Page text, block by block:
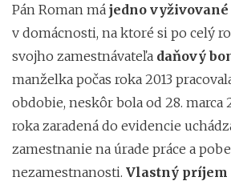
Pán Roman má jedno vyživované
v domácnosti, na ktoré si po celý
svojho zamestnávateľa daňový
manželka počas roka 2013
obdobie, neskôr bola od 28. marca
roka zaradená do evidencie
zamestnanie na úrade práce a
nezamestnanosti. Vlastný príjem